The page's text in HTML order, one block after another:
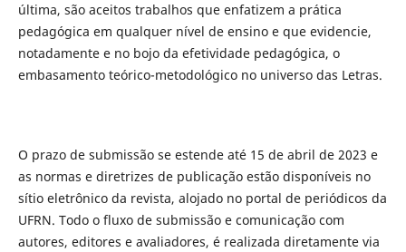
última, são aceitos trabalhos que enfatizem a prática
pedagógica em qualquer nível de ensino e que evidencie,
notadamente e no bojo da efetividade pedagógica, o
embasamento teórico-metodológico no universo das Letras.
O prazo de submissão se estende até 15 de abril de 2023 e
as normas e diretrizes de publicação estão disponíveis no
sítio eletrônico da revista, alojado no portal de periódicos da
UFRN. Todo o fluxo de submissão e comunicação com
autores, editores e avaliadores, é realizada diretamente via